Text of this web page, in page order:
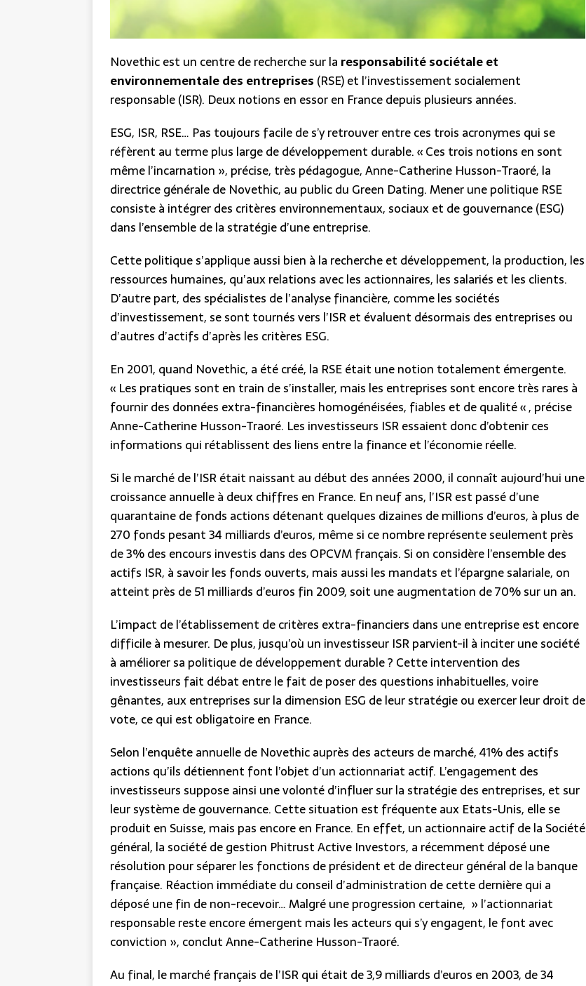
Novethic est un centre de recherche sur la responsabilité sociétale et
environnementale des entreprises (RSE) et l’investissement socialement
responsable (ISR). Deux notions en essor en France depuis plusieurs années.
ESG, ISR, RSE… Pas toujours facile de s’y retrouver entre ces trois acronymes qui se
réfèrent au terme plus large de développement durable. « Ces trois notions en sont
même l’incarnation », précise, très pédagogue, Anne-Catherine Husson-Traoré, la
directrice générale de Novethic, au public du Green Dating. Mener une politique RSE
consiste à intégrer des critères environnementaux, sociaux et de gouvernance (ESG)
dans l’ensemble de la stratégie d’une entreprise.
Cette politique s’applique aussi bien à la recherche et développement, la production, les
ressources humaines, qu’aux relations avec les actionnaires, les salariés et les clients.
D’autre part, des spécialistes de l’analyse financière, comme les sociétés
d’investissement, se sont tournés vers l’ISR et évaluent désormais des entreprises ou
d’autres d’actifs d’après les critères ESG.
En 2001, quand Novethic, a été créé, la RSE était une notion totalement émergente.
« Les pratiques sont en train de s’installer, mais les entreprises sont encore très rares à
fournir des données extra-financières homogénéisées, fiables et de qualité « , précise
Anne-Catherine Husson-Traoré. Les investisseurs ISR essaient donc d’obtenir ces
informations qui rétablissent des liens entre la finance et l’économie réelle.
Si le marché de l’ISR était naissant au début des années 2000, il connaît aujourd’hui une
croissance annuelle à deux chiffres en France. En neuf ans, l’ISR est passé d’une
quarantaine de fonds actions détenant quelques dizaines de millions d’euros, à plus de
270 fonds pesant 34 milliards d’euros, même si ce nombre représente seulement près
de 3% des encours investis dans des OPCVM français. Si on considère l’ensemble des
actifs ISR, à savoir les fonds ouverts, mais aussi les mandats et l’épargne salariale, on
atteint près de 51 milliards d’euros fin 2009, soit une augmentation de 70% sur un an.
L’impact de l’établissement de critères extra-financiers dans une entreprise est encore
difficile à mesurer. De plus, jusqu’où un investisseur ISR parvient-il à inciter une société
à améliorer sa politique de développement durable ? Cette intervention des
investisseurs fait débat entre le fait de poser des questions inhabituelles, voire
gênantes, aux entreprises sur la dimension ESG de leur stratégie ou exercer leur droit de
vote, ce qui est obligatoire en France.
Selon l’enquête annuelle de Novethic auprès des acteurs de marché, 41% des actifs
actions qu’ils détiennent font l’objet d’un actionnariat actif. L’engagement des
investisseurs suppose ainsi une volonté d’influer sur la stratégie des entreprises, et sur
leur système de gouvernance. Cette situation est fréquente aux Etats-Unis, elle se
produit en Suisse, mais pas encore en France. En effet, un actionnaire actif de la Société
général, la société de gestion Phitrust Active Investors, a récemment déposé une
résolution pour séparer les fonctions de président et de directeur général de la banque
française. Réaction immédiate du conseil d’administration de cette dernière qui a
déposé une fin de non-recevoir… Malgré une progression certaine, » l’actionnariat
responsable reste encore émergent mais les acteurs qui s’y engagent, le font avec
conviction », conclut Anne-Catherine Husson-Traoré.
Au final, le marché français de l’ISR qui était de 3,9 milliards d’euros en 2003, de 34